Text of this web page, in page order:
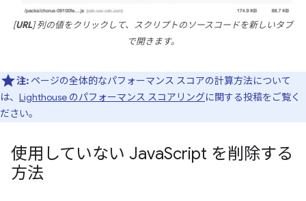
[URL] 列の値をクリックして、スクリプトのソースコードを新しいタブ
で開きます。
注: ページの全体的なパフォーマンス スコアの計算方法について
は、 Lighthouse のパフォーマンス スコアリングに関する投稿をご覧く
ださい。
使用していない JavaScript を削除する
方法